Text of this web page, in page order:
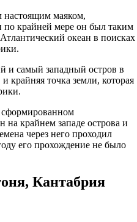
маяком,
крайней мере он был таким
океан в поисках
и самый западный остров в
крайняя точка земли, которая
на крайнем западе острова и
через него проходил
его прохождение не было
Кантабрия